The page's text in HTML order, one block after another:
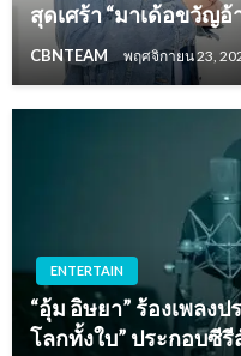
สุดเศร้า “มาเด้อขวัญอ้
CBNTEAM พฤศจิกายน 23,
ENTERTAIN
“อุ้ม อิษยา” ร้องเพลง
โลกทั้งใบ” ประกอบซีรี